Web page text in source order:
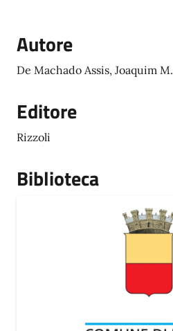
Autore
De Machado Assis, Joaquim M.
Editore
Rizzoli
Biblioteca